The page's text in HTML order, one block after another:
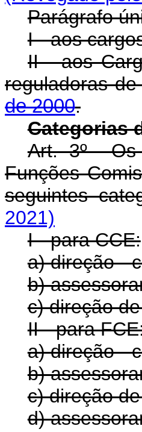
Parágrafo
I - aos
II - aos
reguladoras
de 2000.
Categorias
Art. 3º Os
Funções
seguintes
2021)
I - para CCE:
a) direção -
b)
c) direção
II - para
a) direção -
b)
c) direção
d)